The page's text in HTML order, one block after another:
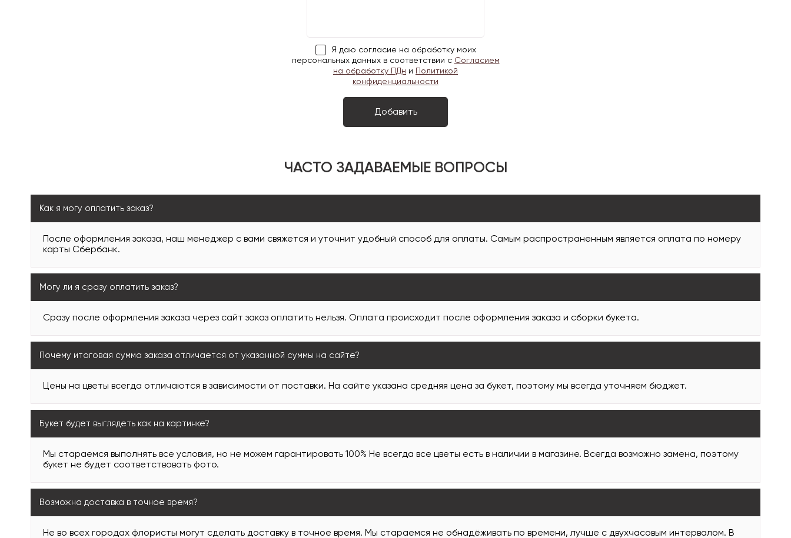
Я даю согласие на обработку моих
персональных данных в соответствии с Согласием
на обработку ПДн и
Политикой
конфиденциальности
ЧАСТО ЗАДАВАЕМЫЕ ВОПРОСЫ
Как я могу оплатить заказ?
После оформления заказа, наш менеджер с вами свяжется и уточнит удобный способ для оплаты. Самым распространенным является оплата по номеру
карты Сбербанк.
Могу ли я сразу оплатить заказ?
Сразу после оформления заказа через сайт заказ оплатить нельзя. Оплата происходит после оформления заказа и сборки букета.
Почему итоговая сумма заказа отличается от указанной суммы на сайте?
Цены на цветы всегда отличаются в зависимости от поставки. На сайте указана средняя цена за букет, поэтому мы всегда уточняем бюджет.
Букет будет выглядеть как на картинке?
Мы стараемся выполнять все условия, но не можем гарантировать 100% Не всегда все цветы есть в наличии в магазине. Всегда возможно замена, поэтому
букет не будет соответствовать фото.
Возможна доставка в точное время?
Не во всех городах флористы могут сделать доставку в точное время. Мы стараемся не обнадёживать по времени, лучше с двухчасовым интервалом. В